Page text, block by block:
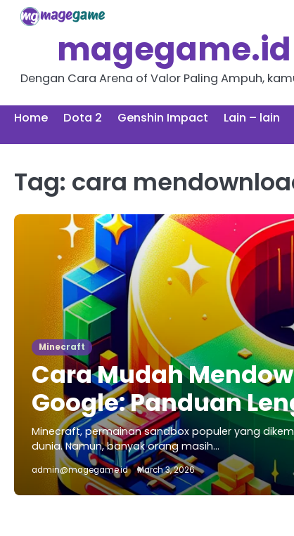
Skip
Dengan Cara Arena of Valor Paling Ampuh,
Home Dota 2 Genshin Impact Lain – lain
Tag: cara
Minecraft
Cara Mudah
Google: Panduan
Minecraft, permainan sandbox populer yang
dunia. Namun, banyak orang masih…
admin@magegame.id March 3, 2026